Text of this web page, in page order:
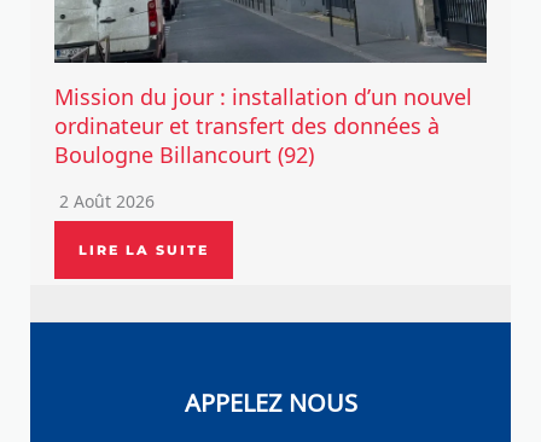
Mission du jour : installation d’un nouvel
ordinateur et transfert des données à
Boulogne Billancourt (92)
2 Août 2026
LIRE LA SUITE
APPELEZ NOUS